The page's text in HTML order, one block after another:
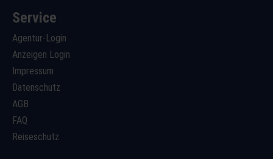
Service
Agentur-Login
Anzeigen Login
Impressum
Datenschutz
AGB
FAQ
Reiseschutz